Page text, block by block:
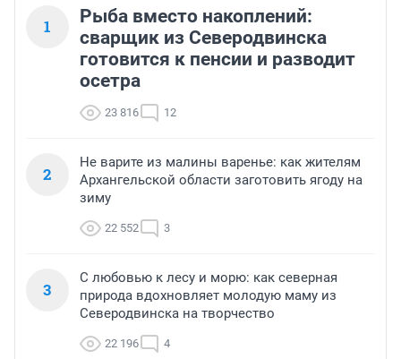
1
Рыба вместо накоплений:
сварщик из Северодвинска
готовится к пенсии и разводит
осетра
23 816 12
2
Не варите из малины варенье: как жителям
Архангельской области заготовить ягоду на
зиму
22 552 3
3
С любовью к лесу и морю: как северная
природа вдохновляет молодую маму из
Северодвинска на творчество
22 196 4